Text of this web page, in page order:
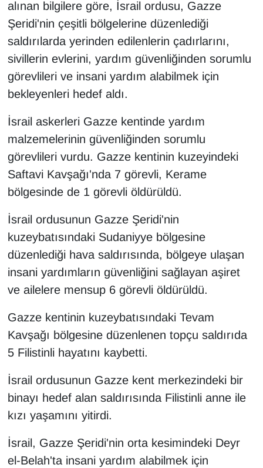
alınan bilgilere göre, İsrail ordusu, Gazze
Şeridi'nin çeşitli bölgelerine düzenlediği
saldırılarda yerinden edilenlerin çadırlarını,
sivillerin evlerini, yardım güvenliğinden sorumlu
görevlileri ve insani yardım alabilmek için
bekleyenleri hedef aldı.
İsrail askerleri Gazze kentinde yardım
malzemelerinin güvenliğinden sorumlu
görevlileri vurdu. Gazze kentinin kuzeyindeki
Saftavi Kavşağı'nda 7 görevli, Kerame
bölgesinde de 1 görevli öldürüldü.
İsrail ordusunun Gazze Şeridi'nin
kuzeybatısındaki Sudaniyye bölgesine
düzenlediği hava saldırısında, bölgeye ulaşan
insani yardımların güvenliğini sağlayan aşiret
ve ailelere mensup 6 görevli öldürüldü.
Gazze kentinin kuzeybatısındaki Tevam
Kavşağı bölgesine düzenlenen topçu saldırıda
5 Filistinli hayatını kaybetti.
İsrail ordusunun Gazze kent merkezindeki bir
binayı hedef alan saldırısında Filistinli anne ile
kızı yaşamını yitirdi.
İsrail, Gazze Şeridi'nin orta kesimindeki Deyr
el-Belah'ta insani yardım alabilmek için